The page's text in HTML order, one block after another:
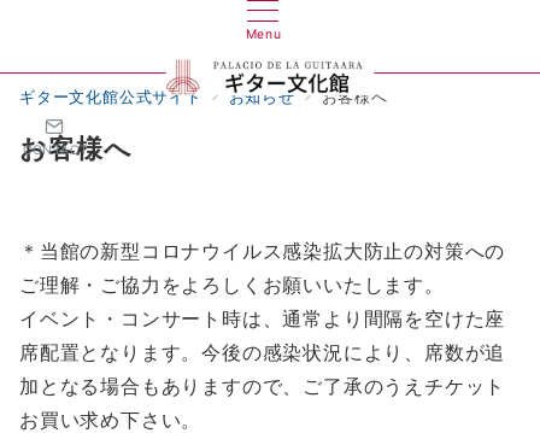
Menu
CONTACT
ギター文化館公式サイト お知らせ お客様へ
お客様へ
＊当館の新型コロナウイルス感染拡大防止の対策への
ご理解・ご協力をよろしくお願いいたします。
イベント・コンサート時は、通常より間隔を空けた座
席配置となります。今後の感染状況により、席数が追
加となる場合もありますので、ご了承のうえチケット
お買い求め下さい。